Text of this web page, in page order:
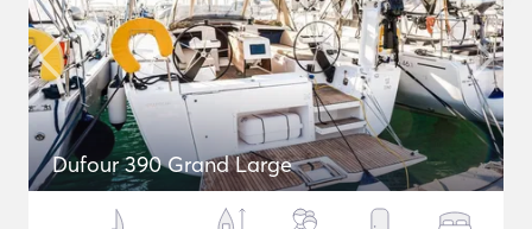
Dufour 390 Grand Large